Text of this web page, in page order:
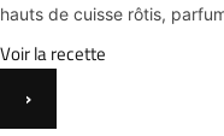
hauts de cuisse rôtis,
Voir la recette
›